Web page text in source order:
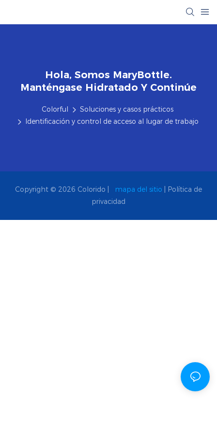
Hola, Somos MaryBottle.
Manténgase Hidratado Y Continúe
Colorful
Soluciones y casos prácticos
Identificación y control de acceso al lugar de trabajo
Copyright © 2026 Colorido | mapa del sitio
Política de
privacidad